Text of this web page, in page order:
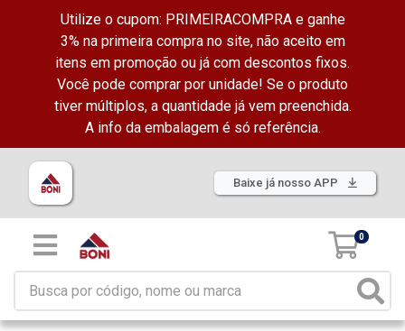
Utilize o cupom: PRIMEIRACOMPRA e ganhe
3% na primeira compra no site, não aceito em
itens em promoção ou já com descontos fixos.
Você pode comprar por unidade! Se o produto
tiver múltiplos, a quantidade já vem preenchida.
A info da embalagem é só referência.
Baixe já nosso APP
0